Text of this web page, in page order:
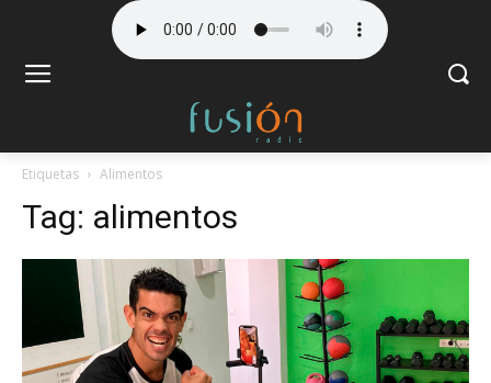
Etiquetas Alimentos
Tag: alimentos